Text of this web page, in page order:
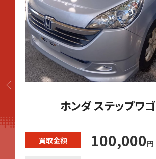
ホンダ ステップワ
買取金額 100,000円